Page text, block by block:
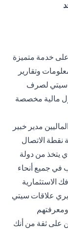
خدمة متميزة
وتقارير
سيتي لصرف
مالية مخصصة
مدير خبير
الاتصال
يتخذ من دولة
في جميع أنحاء
الاستثمارية
علاقات سيتي
على ثقة من أنك